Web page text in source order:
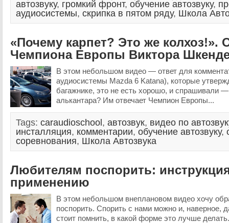
автозвуку, громкий фронт, обучение автозвуку,
аудиосистемы, скрипка в пятом ряду, Школа
«Почему карпет? Это же колхоз!».
Чемпиона Европы Виктора
В этом небольшом видео — ответ для
аудиосистемы Mazda 6 Katana), которые
багажнике, это не есть хорошо, и спрашивали
алькантара? Им отвечает Чемпион Европы...
Tags: caraudioschool , автозвук, видео по
инсталляция, комментарии, обучение автозвуку,
соревнования, Школа Автозвука
Любителям поспорить:
применению
В этом небольшом внеплановом видео хочу
поспорить. Спорить с нами можно и, наверное,
стоит помнить, в какой форме это лучше